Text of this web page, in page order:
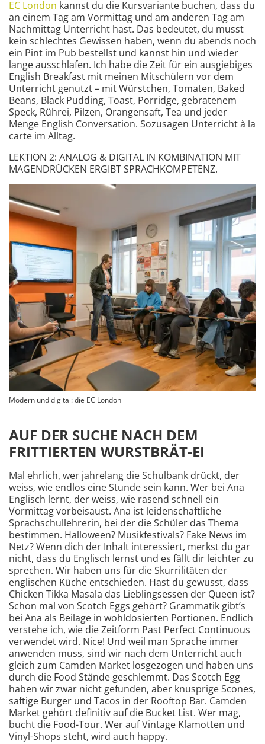
EC London kannst du die Kursvariante buchen, dass du
an einem Tag am Vormittag und am anderen Tag am
Nachmittag Unterricht hast. Das bedeutet, du musst
kein schlechtes Gewissen haben, wenn du abends noch
ein Pint im Pub bestellst und kannst hin und wieder
lange ausschlafen. Ich habe die Zeit für ein ausgiebiges
English Breakfast mit meinen Mitschülern vor dem
Unterricht genutzt – mit Würstchen, Tomaten, Baked
Beans, Black Pudding, Toast, Porridge, gebratenem
Speck, Rührei, Pilzen, Orangensaft, Tea und jeder
Menge English Conversation. Sozusagen Unterricht à la
carte im Alltag.
LEKTION 2: ANALOG & DIGITAL IN KOMBINATION MIT
MAGENDRÜCKEN ERGIBT SPRACHKOMPETENZ.
Modern und digital: die EC London
AUF DER SUCHE NACH DEM
FRITTIERTEN WURSTBRÄT-EI
Mal ehrlich, wer jahrelang die Schulbank drückt, der
weiss, wie endlos eine Stunde sein kann. Wer bei Ana
Englisch lernt, der weiss, wie rasend schnell ein
Vormittag vorbeisaust. Ana ist leidenschaftliche
Sprachschullehrerin, bei der die Schüler das Thema
bestimmen. Halloween? Musikfestivals? Fake News im
Netz? Wenn dich der Inhalt interessiert, merkst du gar
nicht, dass du Englisch lernst und es fällt dir leichter zu
sprechen. Wir haben uns für die Skurrilitäten der
englischen Küche entschieden. Hast du gewusst, dass
Chicken Tikka Masala das Lieblingsessen der Queen ist?
Schon mal von Scotch Eggs gehört? Grammatik gibt’s
bei Ana als Beilage in wohldosierten Portionen. Endlich
verstehe ich, wie die Zeitform Past Perfect Continuous
verwendet wird. Nice! Und weil man Sprache immer
anwenden muss, sind wir nach dem Unterricht auch
gleich zum Camden Market losgezogen und haben uns
durch die Food Stände geschlemmt. Das Scotch Egg
haben wir zwar nicht gefunden, aber knusprige Scones,
saftige Burger und Tacos in der Rooftop Bar. Camden
Market gehört definitiv auf die Bucket List. Wer mag,
bucht die Food-Tour. Wer auf Vintage Klamotten und
Vinyl-Shops steht, wird auch happy.